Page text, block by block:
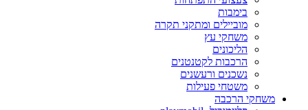
בימבות
מוביילים ומתקני תקרה
משחקי עץ
הליכונים
הרכבות לקטנטנים
נשכנים ורעשנים
משטחי פעילות
משחקי הרכבה